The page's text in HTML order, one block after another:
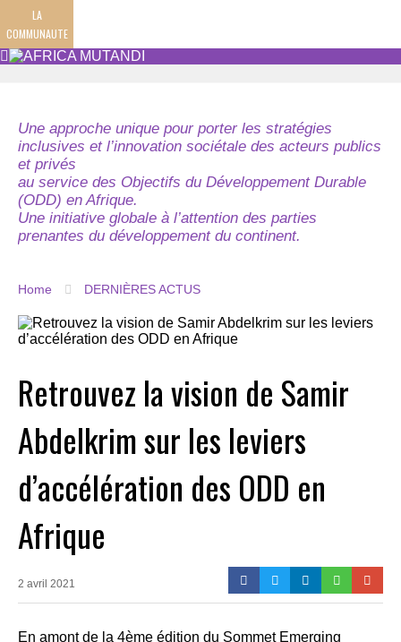
LA
COMMUNAUTE
Une approche unique pour porter les stratégies
inclusives et l’innovation sociétale des acteurs publics
et privés
au service des Objectifs du Développement Durable
(ODD) en Afrique.
Une initiative globale à l’attention des parties
prenantes du développement du continent.
Home DERNIÈRES ACTUS
Retrouvez la vision de Samir
Abdelkrim sur les leviers
d’accélération des ODD en
Afrique
2 avril 2021
En amont de la 4ème édition du Sommet Emerging